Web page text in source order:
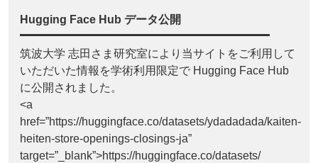
Hugging Face Hub データ公開
筑波大学 志田さま研究室により当サイトをご利用して
いただいた情報を学術利用限定で Hugging Face Hub
に公開されました。
<a
href=”https://huggingface.co/datasets/ydadadada/kaiten-
heiten-store-openings-closings-ja”
target=”_blank”>https://huggingface.co/datasets/